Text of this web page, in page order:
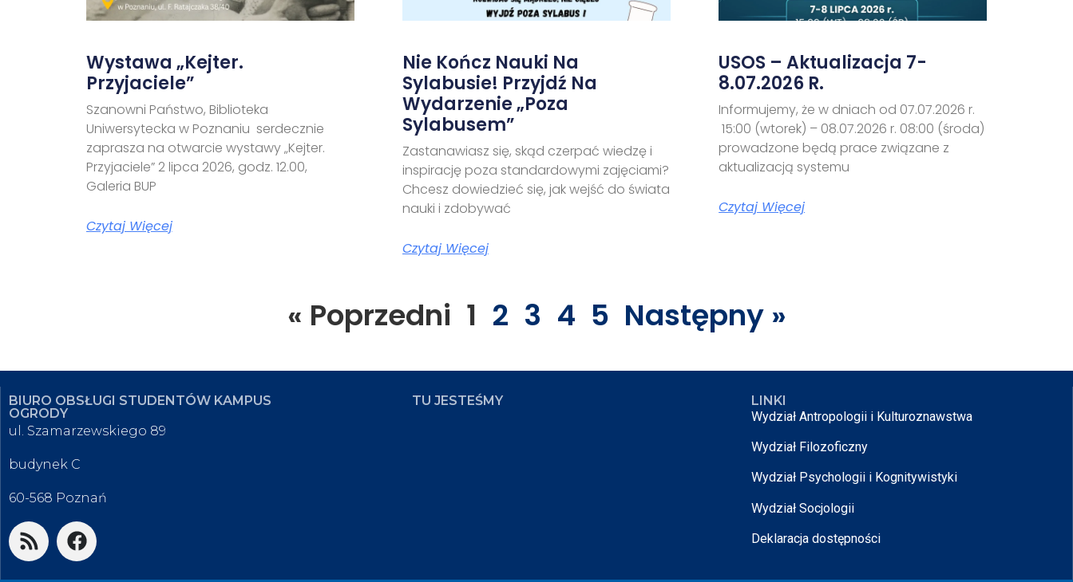
Wystawa „Kejter.
Przyjaciele”
Szanowni Państwo, Biblioteka
Uniwersytecka w Poznaniu serdecznie
zaprasza na otwarcie wystawy „Kejter.
Przyjaciele” 2 lipca 2026, godz. 12.00,
Galeria BUP
Czytaj Więcej
Nie Kończ Nauki Na
Sylabusie! Przyjdź Na
Wydarzenie „Poza
Sylabusem”
Zastanawiasz się, skąd czerpać wiedzę i
inspirację poza standardowymi zajęciami?
Chcesz dowiedzieć się, jak wejść do świata
nauki i zdobywać
Czytaj Więcej
USOS – Aktualizacja 7-
8.07.2026 R.
Informujemy, że w dniach od 07.07.2026 r.
15:00 (wtorek) – 08.07.2026 r. 08:00 (środa)
prowadzone będą prace związane z
aktualizacją systemu
Czytaj Więcej
« Poprzedni 1 2 3 4 5 Następny »
BIURO OBSŁUGI STUDENTÓW KAMPUS
OGRODY
ul. Szamarzewskiego 89
budynek C
60-568 Poznań
TU JESTEŚMY
LINKI
Wydział Antropologii i Kulturoznawstwa
Wydział Filozoficzny
Wydział Psychologii i Kognitywistyki
Wydział Socjologii
Deklaracja dostępności